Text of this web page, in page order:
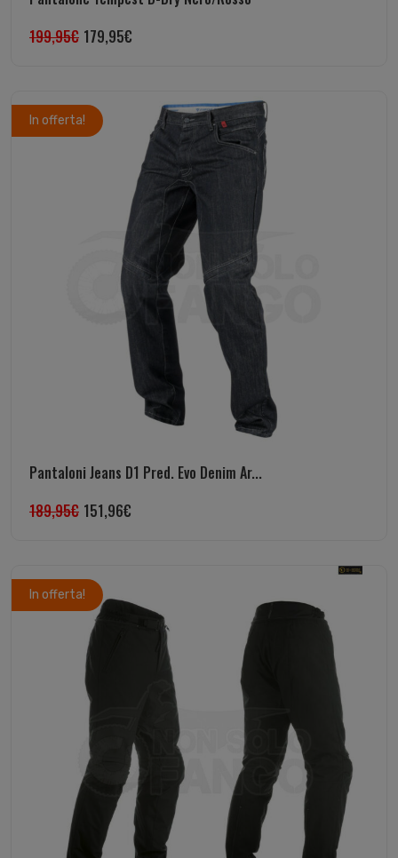
199,95€ 179,95€
In offerta!
Pantaloni Jeans D1 Pred. Evo Denim Ar...
189,95€ 151,96€
In offerta!